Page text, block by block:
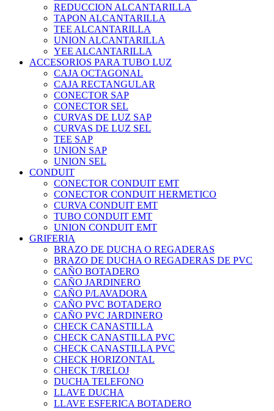
REDUCCION ALCANTARILLA
TAPON ALCANTARILLA
TEE ALCANTARILLA
UNION ALCANTARILLA
YEE ALCANTARILLA
ACCESORIOS PARA TUBO LUZ
CAJA OCTAGONAL
CAJA RECTANGULAR
CONECTOR SAP
CONECTOR SEL
CURVAS DE LUZ SAP
CURVAS DE LUZ SEL
TEE SAP
UNION SAP
UNION SEL
CONDUIT
CONECTOR CONDUIT EMT
CONECTOR CONDUIT HERMETICO
CURVA CONDUIT EMT
TUBO CONDUIT EMT
UNION CONDUIT EMT
GRIFERIA
BRAZO DE DUCHA O REGADERAS
BRAZO DE DUCHA O REGADERAS DE PVC
CAÑO BOTADERO
CAÑO JARDINERO
CAÑO P/LAVADORA
CAÑO PVC BOTADERO
CAÑO PVC JARDINERO
CHECK CANASTILLA
CHECK CANASTILLA PVC
CHECK CANASTILLA PVC
CHECK HORIZONTAL
CHECK T/RELOJ
DUCHA TELEFONO
LLAVE DUCHA
LLAVE ESFERICA BOTADERO